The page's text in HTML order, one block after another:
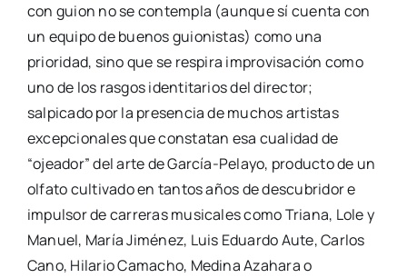
con guion no se contempla (aunque sí cuenta con
un equipo de buenos guionistas) como una
prioridad, sino que se respira improvisación como
uno de los rasgos identitarios del director;
salpicado por la presencia de muchos artistas
excepcionales que constatan esa cualidad de
“ojeador” del arte de García-Pelayo, producto de un
olfato cultivado en tantos años de descubridor e
impulsor de carreras musicales como Triana, Lole y
Manuel, María Jiménez, Luis Eduardo Aute, Carlos
Cano, Hilario Camacho, Medina Azahara o